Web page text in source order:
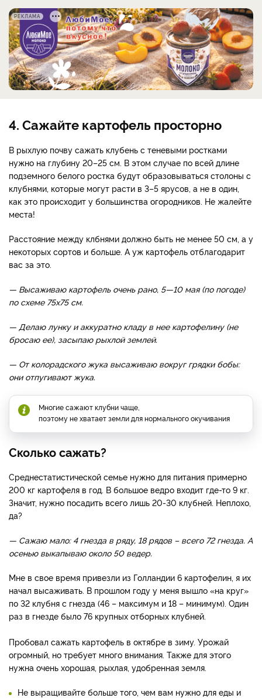
РЕКЛАМА
4. Сажайте картофель просторно
В рыхлую почву сажать клубень с теневыми ростками
нужно на глубину 20–25 см. В этом случае по всей длине
подземного белого ростка будут образовываться столоны с
клубнями, которые могут расти в 3–5 ярусов, а не в один,
как это происходит у большинства огородников. Не жалейте
места!
Расстояние между клбнями должно быть не менее 50 см, а у
некоторых сортов и больше. А уж картофель отблагодарит
вас за это.
— Высаживаю картофель очень рано, 5—10 мая (по погоде)
по схеме 75х75 см.
— Делаю лунку и аккуратно кладу в нее картофелину (не
бросаю ее), засыпаю рыхлой землей.
— От колорадского жука высаживаю вокруг грядки бобы:
они отпугивают жука.
Многие сажают клубни чаще,
поэтому не хватает земли для нормального окучивания
Сколько сажать?
Среднестатистической семье нужно для питания примерно
200 кг картофеля в год. В большое ведро входит где-то 9 кг.
Значит, нужно посадить всего лишь 20-30 клубней. Неплохо,
да?
— Сажаю мало: 4 гнезда в ряду, 18 рядов – всего 72 гнезда. А
осенью выкапываю около 50 ведер.
Мне в свое время привезли из Голландии 6 картофелин, я их
начал высаживать. В прошлом году у меня вышло «на круг»
по 32 клубня с гнезда (46 – максимум и 18 – минимум). Один
раз в гнезде было 76 крупных отборных клубней.
Пробовал сажать картофель в октябре в зиму. Урожай
огромный, но требует много внимания. Также для этого
нужна очень хорошая, рыхлая, удобренная земля.
Не выращивайте больше того, чем вам нужно для еды и